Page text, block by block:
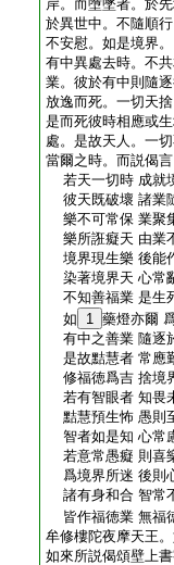
岸。而墮墜者。於
於異世中。不隨順
不安慰。如是境界
有中異處去時。不
業。彼於有中則隨
放逸而死。一切天
是而死彼時相應或
處。是故天人。一
當爾之時。而説偈言
若天一切時 成就
彼天既破壞 諸業
樂不可常保 業聚
樂所誑癡天 由業
境界現生樂 後能
染著境界天 心常
不知善福業 是生
如
1 藥燈亦爾
有中之善業 隨逐
是故黠慧者 常應
修福徳爲吉 捨境
若有智眼者 知畏
黠慧預生怖 愚則
智者如是知 心常
若意常愚癡 則喜
爲境界所迷 後則
諸有身和合 智常
皆作福徳業 無福
牟修樓陀夜摩天王
如來所説偈頌壁上